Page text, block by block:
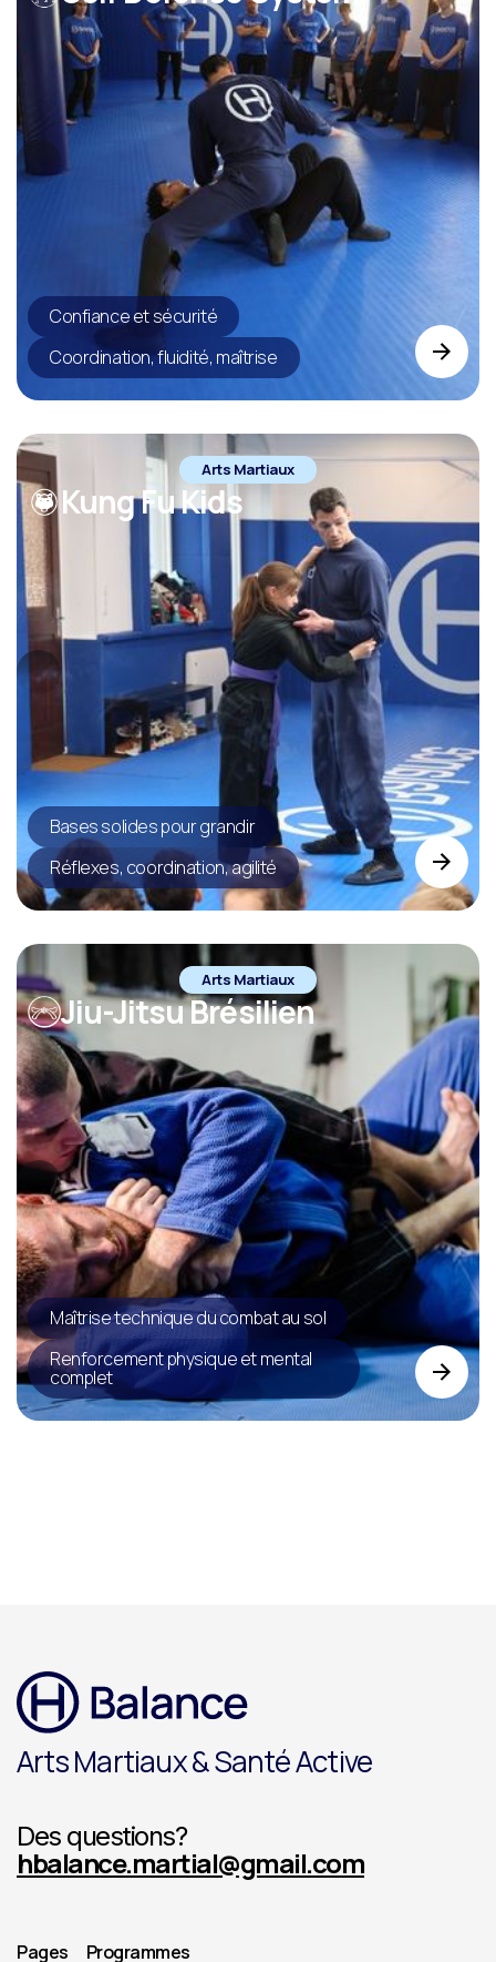
Confiance et sécurité
Coordination, fluidité, maîtrise
Arts Martiaux
Kung Fu Kids
Bases solides pour grandir
Réflexes, coordination, agilité
Arts Martiaux
Jiu-Jitsu Brésilien
Maîtrise technique du combat au sol
Renforcement physique et mental
complet
Arts Martiaux & Santé Active
Des questions?
hbalance.martial@gmail.com
Pages Programmes